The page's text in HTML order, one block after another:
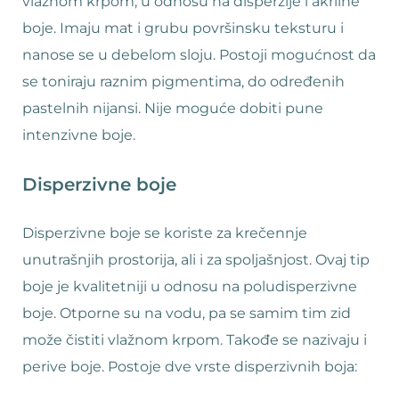
boje. Imaju mat i grubu površinsku teksturu i
nanose se u debelom sloju. Postoji mogućnost da
se toniraju raznim pigmentima, do određenih
pastelnih nijansi. Nije moguće dobiti pune
intenzivne boje.
Disperzivne boje
Disperzivne boje se koriste za krečennje
unutrašnjih prostorija, ali i za spoljašnjost. Ovaj tip
boje je kvalitetniji u odnosu na poludisperzivne
boje. Otporne su na vodu, pa se samim tim zid
može čistiti vlažnom krpom. Takođe se nazivaju i
perive boje. Postoje dve vrste disperzivnih boja: